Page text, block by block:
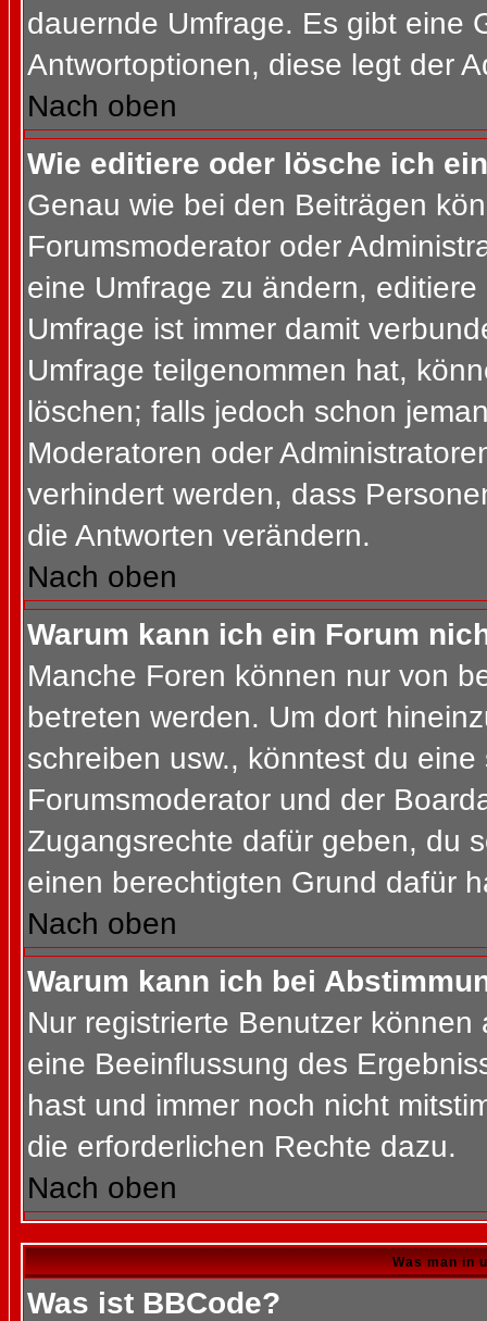
dauernde Umfrage. Es gibt eine
Antwortoptionen, diese legt der
Nach oben
Wie editiere oder lösche ich
Genau wie bei den Beiträgen
Forumsmoderator oder
eine Umfrage zu ändern,
Umfrage ist immer damit
Umfrage teilgenommen hat,
löschen; falls jedoch schon
Moderatoren oder
verhindert werden, dass
die Antworten verändern.
Nach oben
Warum kann ich ein Forum
Manche Foren können nur von
betreten werden. Um dort
schreiben usw., könntest du
Forumsmoderator und der
Zugangsrechte dafür geben, du
einen berechtigten Grund dafür
Nach oben
Warum kann ich bei
Nur registrierte Benutzer
eine Beeinflussung des
hast und immer noch nicht
die erforderlichen Rechte dazu.
Nach oben
Was man in
Was ist BBCode?